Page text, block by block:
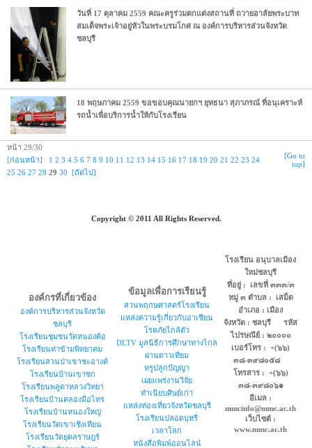
วันที่ 17 ตุลาคม 2559 คณะครูร่วมตกแต่งสถานที่ ถวายอาลัยพระบาท
สมเด็จพระเจ้าอยู่หัวในพระบรมโกศ ณ องค์การบริหารส่วนจังหวัด
ชลบุรี
18 พฤษภาคม 2559 ขอขอบคุณนายกฯ ยุทธนา สุภาภรณ์ ที่อนุเคราะห์
รถน้ำเพื่อบริการน้ำให้กับโรงเรียน
หน้า 29/30
[ก่อนหน้า]
1 2 3 4 5 6 7 8 9 10 11 12 13 14 15 16 17 18 19 20 21 22 23 24
25 26 27 28 29 30 [ถัดไป]
[Go to
top]
Copyright © 2011 All Rights Reserved.
องค์กรที่เกี่ยวข้อง
องค์การบริหารส่วนจังหวัด
ชลบุรี
โรงเรียนชุมชนวัดหนองค้อ
โรงเรียนท่าข้ามพิทยาคม
โรงเรียนสวนป่าเขาชะอางค์
โรงเรียนบ้านเขาซก
โรงเรียนพลูตาหลวงวิทยา
โรงเรียนบ้านคลองมือไทร
โรงเรียนบ้านหนองใหญ่
โรงเรียนวัดเขาเชิงเทียน
โรงเรียนวัดยุคลราษฎร์
ข้อมูลเพื่อการเรียนรู้
สวนพฤกษศาสตร์โรงเรียน
แหล่งความรู้เกี่ยวกับอาเซียน
โรคภัยไกล้ตัว
DLTV มูลนิธิการศึกษาทางไกล
ผ่านดาวเทียม
ทรูปลูกปัญญา
เผยแพร่งานวิจัย
ทำเนียบศิษย์เก่า
แหล่งท่องเที่ยวจังหวัดชลบุรี
โรงเรียนปลอดบุหรี่
เวลาโลก
หนังสือพิมพ์ออนไลน์
โรงเรียน อนุบาลเมือง
ใหม่ชลบุรี
ที่อยู่ : เลขที่ ๓๓๓/๓
หมู่ ๓ ตำบล : เสม็ด
อำเภอ : เมือง
จังหวัด : ชลบุรี รหัส
ไปรษณีย์ : ๒๐๐๐๐
เบอร์โทร : +(๖๖)
๓๘-๓๙๘๐๕๘
โทรสาร : +(๖๖)
๓๘-๓๙๘๐๖๑
อีเมล :
mmcinfo@mmc.ac.th
เว็บไซต์ :
www.mmc.ac.th